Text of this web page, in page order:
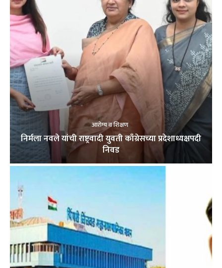
आरोग्य व शिक्षण
निर्मला नवले यांची राष्ट्रवादी युवती काँग्रेसच्या प्रदेशाध्यक्षपदी
निवड